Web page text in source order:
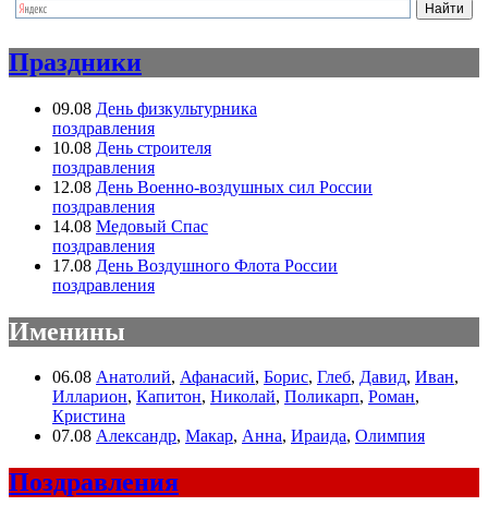
Праздники
09.08 День физкультурника
поздравления
10.08 День строителя
поздравления
12.08 День Военно-воздушных сил России
поздравления
14.08 Медовый Спас
поздравления
17.08 День Воздушного Флота России
поздравления
Именины
06.08 Анатолий, Афанасий, Борис, Глеб, Давид, Иван,
Илларион, Капитон, Николай, Поликарп, Роман,
Кристина
07.08 Александр, Макар, Анна, Ираида, Олимпия
Поздравления